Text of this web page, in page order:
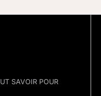
SAVOIR POUR